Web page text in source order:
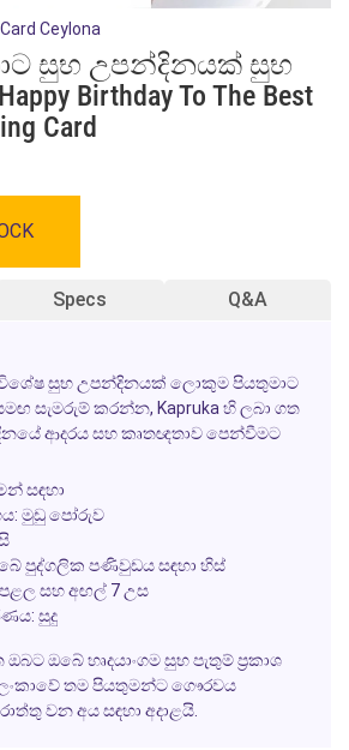
Ceylona
සුභ උපන්දිනයක් සුභ
Birthday To The Best
Card
STOCK
Specs Q&A
සුභ උපන්දිනයක් ලොකුම පියතුමාට
සැමරුම් කරන්න, Kapruka හි ලබා ගත
ආදරය සහ කෘතඥතාව පෙන්වීමට
සඳහා
මුඩු පෝරුව
පුද්ගලික පණිවුඩය සඳහා හිස්
පළල සහ අඟල් 7 උස
සුදු
ඔබේ හෘදයාංගම සුභ පැතුම් ප්‍රකාශ
ලංකාවේ තම පියතුමන්ට ගෞරවය
වන අය සඳහා අදාළයි.